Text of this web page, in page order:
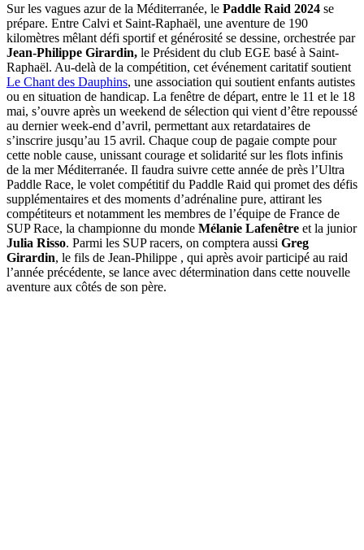
Sur les vagues azur de la Méditerranée, le Paddle Raid 2024 se
prépare. Entre Calvi et Saint-Raphaël, une aventure de 190
kilomètres mêlant défi sportif et générosité se dessine, orchestrée par
Jean-Philippe Girardin, le Président du club EGE basé à Saint-
Raphaël. Au-delà de la compétition, cet événement caritatif soutient
Le Chant des Dauphins, une association qui soutient enfants autistes
ou en situation de handicap. La fenêtre de départ, entre le 11 et le 18
mai, s’ouvre après un weekend de sélection qui vient d’être repoussé
au dernier week-end d’avril, permettant aux retardataires de
s’inscrire jusqu’au 15 avril. Chaque coup de pagaie compte pour
cette noble cause, unissant courage et solidarité sur les flots infinis
de la mer Méditerranée. Il faudra suivre cette année de près l’Ultra
Paddle Race, le volet compétitif du Paddle Raid qui promet des défis
supplémentaires et des moments d’adrénaline pure, attirant les
compétiteurs et notamment les membres de l’équipe de France de
SUP Race, la championne du monde Mélanie Lafenêtre et la junior
Julia Risso. Parmi les SUP racers, on comptera aussi Greg
Girardin, le fils de Jean-Philippe , qui après avoir participé au raid
l’année précédente, se lance avec détermination dans cette nouvelle
aventure aux côtés de son père.